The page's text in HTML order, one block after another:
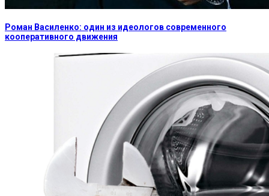
Роман Василенко: один из идеологов современного
кооперативного движения